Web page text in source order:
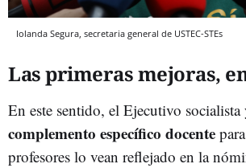
Iolanda Segura, secretaria general de USTEC-STEs
Las primeras mejoras,
En este sentido, el Ejecutivo
complemento específico docente
profesores lo vean reflejado en la